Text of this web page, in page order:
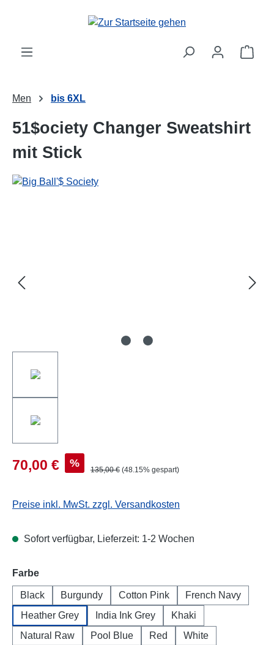
Men bis 6XL
51$ociety Changer Sweatshirt
mit Stick
70,00 € %
135,00 € (48.15% gespart)
Preise inkl. MwSt. zzgl. Versandkosten
Sofort verfügbar, Lieferzeit: 1-2 Wochen
Farbeauswählen
Black Burgundy Cotton Pink
French Navy
Heather Grey
India Ink Grey
Khaki
Natural Raw
Pool Blue Red White